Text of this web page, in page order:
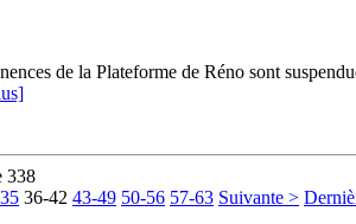
de la Plateforme de Réno sont
338
36-42 43-49 50-56 57-63 Suivante >